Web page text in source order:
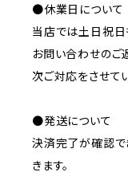
●休業日について
当店では土日祝日
お問い合わせの
次ご対応をさせて
●発送について
決済完了が確認で
きます。